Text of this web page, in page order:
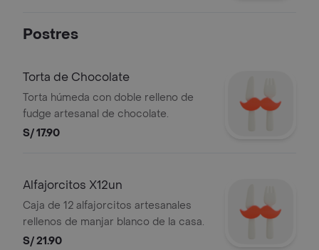
Postres
Torta de Chocolate
Torta húmeda con doble relleno de
fudge artesanal de chocolate.
S/ 17.90
Alfajorcitos X12un
Caja de 12 alfajorcitos artesanales
rellenos de manjar blanco de la casa.
S/ 21.90